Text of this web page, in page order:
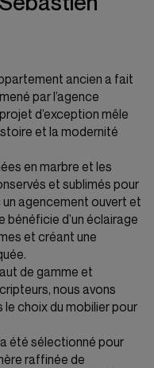
ancien a fait
par l’agence
d’exception mêle
et la modernité
en marbre et les
et sublimés pour
agencement ouvert et
bénéficie d’un éclairage
et créant une
de gamme et
nous avons
le choix du mobilier pour
été sélectionné pour
raffinée de